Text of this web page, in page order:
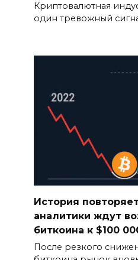
Криптовалютная
один тревожный
История
аналитики ждут
биткоина к $100
После резкого